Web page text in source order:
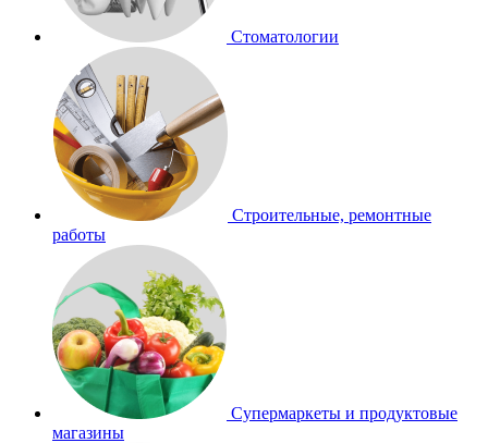
Стоматологии
Строительные, ремонтные
работы
Супермаркеты и продуктовые
магазины